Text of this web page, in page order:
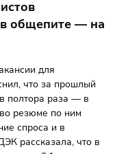
а в общепите
вакансии для
что за